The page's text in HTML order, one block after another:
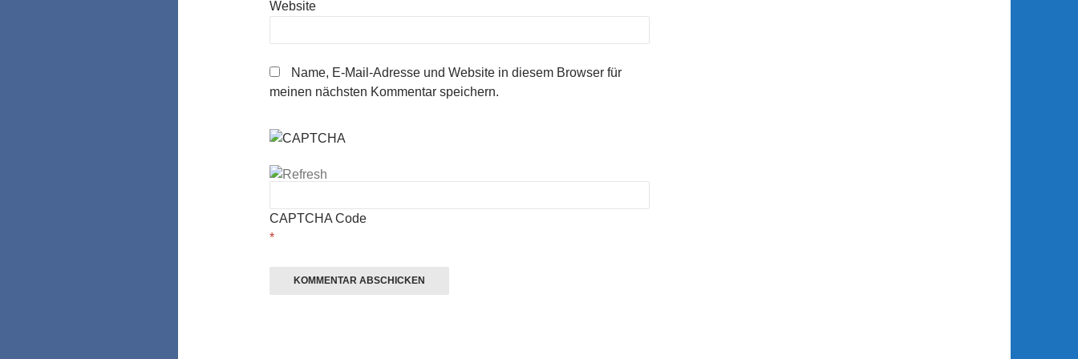
Website
Name, E-Mail-Adresse und Website in diesem Browser für
meinen nächsten Kommentar speichern.
CAPTCHA Code
*